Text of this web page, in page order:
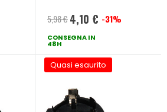
RACING Bmw
5,98 € Prezzo
speciale
4,10 € -31%
CONSEGNA IN
48H
Quasi esaurito